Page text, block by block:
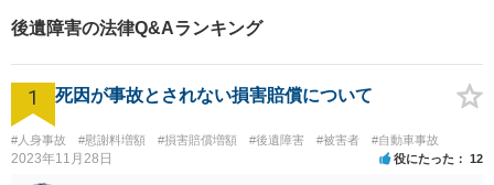
たします。【近隣駐車場あ
り】
後遺障害の法律Q&Aランキング
1 死因が事故とされない損害賠償について
#人身事故 #慰謝料増額 #損害賠償増額 #後遺障害 #被害者 #自動車事故
2023年11月28日 役にたった 12